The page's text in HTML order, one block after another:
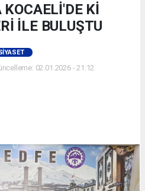
Kİ
İLE BULUŞTU
02.01.2026 - 21:12